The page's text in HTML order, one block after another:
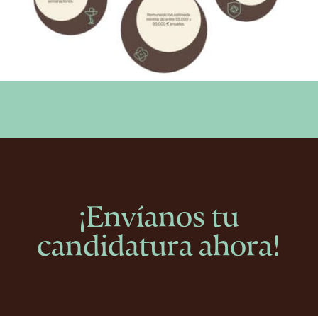
¡Envíanos tu
candidatura ahora!